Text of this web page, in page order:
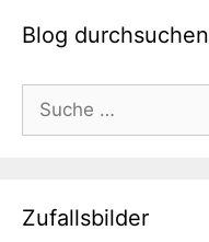
Blog durchsuchen
nach:
Zufallsbilder